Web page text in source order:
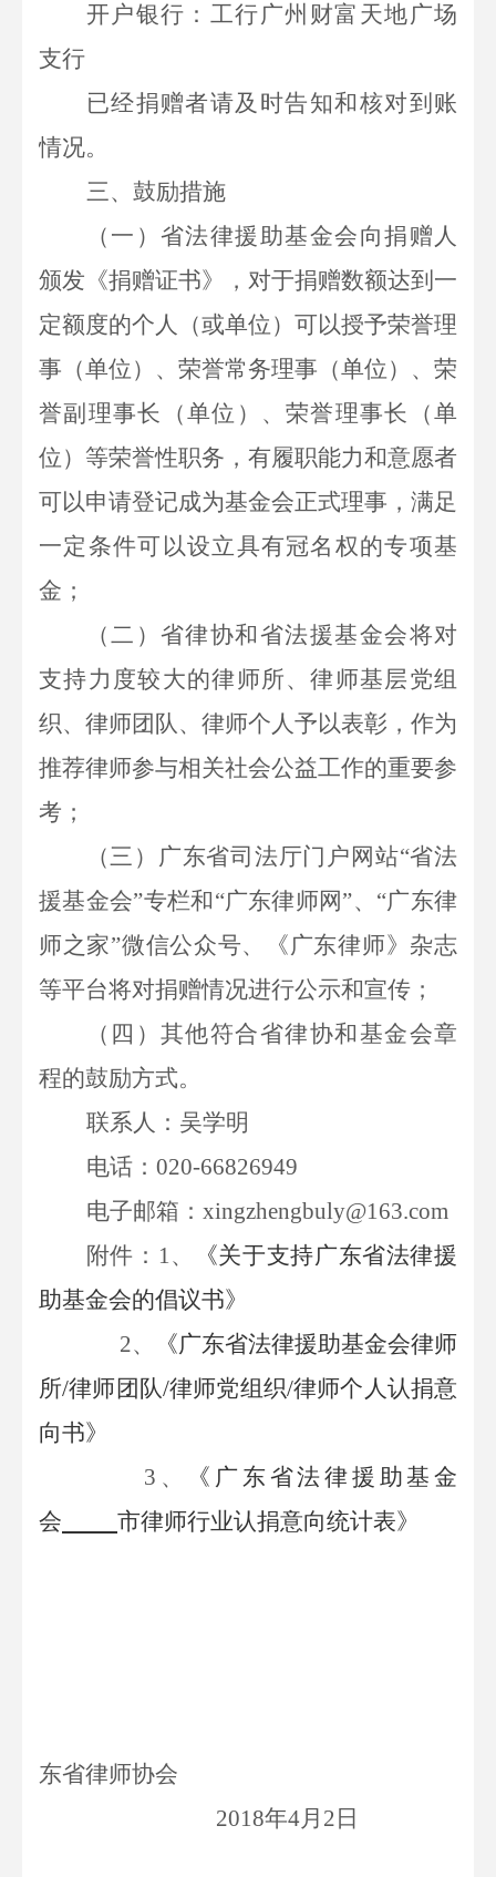
开户银行：工行广州财富天地广场
支行
已经捐赠者请及时告知和核对到账
情况。
三、鼓励措施
（一）省法律援助基金会向捐赠人
颁发《捐赠证书》，对于捐赠数额达到一
定额度的个人（或单位）可以授予荣誉理
事（单位）、荣誉常务理事（单位）、荣
誉副理事长（单位）、荣誉理事长（单
位）等荣誉性职务，有履职能力和意愿者
可以申请登记成为基金会正式理事，满足
一定条件可以设立具有冠名权的专项基
金；
（二）省律协和省法援基金会将对
支持力度较大的律师所、律师基层党组
织、律师团队、律师个人予以表彰，作为
推荐律师参与相关社会公益工作的重要参
考；
（三）广东省司法厅门户网站“省法
援基金会”专栏和“广东律师网”、“广东律
师之家”微信公众号、《广东律师》杂志
等平台将对捐赠情况进行公示和宣传；
（四）其他符合省律协和基金会章
程的鼓励方式。
联系人：吴学明
电话： 020-66826949
电子邮箱： xingzhengbuly@163.com
附件： 1、
《关于支持广东省法律援
助基金会的倡议书》
2、
《广东省法律援助基金会律师
所/律师团队/律师党组织/律师个人认捐意
向书》
3、
《广东省法律援助基金
会
市律师行业认捐意向统计表》
东省律师协会
2018年4月 2 日